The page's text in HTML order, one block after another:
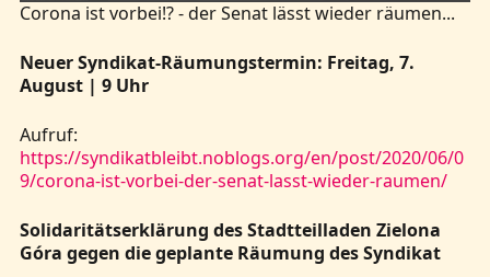
Corona ist vorbei!? - der Senat lässt wieder räumen...
Neuer Syndikat-Räumungstermin: Freitag, 7.
August | 9 Uhr
Aufruf:
https://syndikatbleibt.noblogs.org/en/post/2020/06/0
9/corona-ist-vorbei-der-senat-lasst-wieder-raumen/
Solidaritätserklärung des Stadtteilladen Zielona
Góra gegen die geplante Räumung des Syndikat